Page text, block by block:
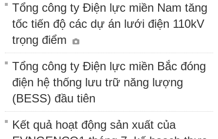
Tổng công ty Điện lực miền Nam tăng
tốc tiến độ các dự án lưới điện 110kV
trọng điểm
Tổng công ty Điện lực miền Bắc đóng
điện hệ thống lưu trữ năng lượng
(BESS) đầu tiên
Kết quả hoạt động sản xuất của